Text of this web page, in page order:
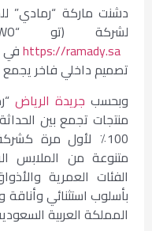
دشنت ماركة “رمادي”
لشركة (تو “TWO”) موقعها الإلكتروني
https://ramady.sa
تصميم داخلي فاخر يجمع
وبحسب جريدة الرياض
منتجات تجمع بين
100٪ لأول مرة
متنوعة من الملابس
الفئات العمرية
بأسلوب استثنائي
المملكة العربية